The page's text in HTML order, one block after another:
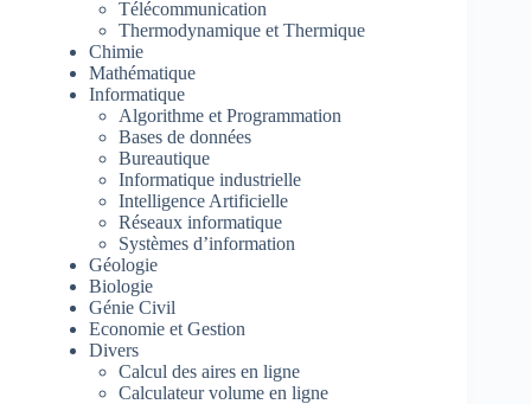
Télécommunication
Thermodynamique et Thermique
Chimie
Mathématique
Informatique
Algorithme et Programmation
Bases de données
Bureautique
Informatique industrielle
Intelligence Artificielle
Réseaux informatique
Systèmes d’information
Géologie
Biologie
Génie Civil
Economie et Gestion
Divers
Calcul des aires en ligne
Calculateur volume en ligne